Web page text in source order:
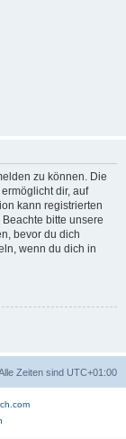
zu können. Die
dir, auf
kann registrierten
bitte unsere
bevor du dich
wenn du dich in
Zeiten sind UTC+01:00